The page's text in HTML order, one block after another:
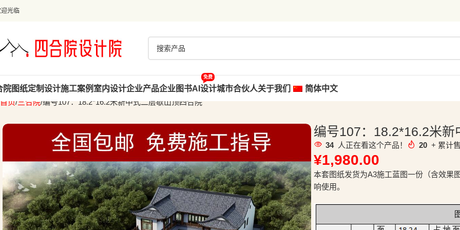
光临
院图纸定制设计施工案例 室内设计企业产品企业图书AI设计
免费
城市合伙人关于我们
简体中文
首页 三合院 编号107：18.2*16.2米新中式二层歇山顶四合院
编号107：18.2*16.2米
34 人正在看这个产品！ 20 + 累计
¥1,980.00
本套图纸发货为A3施工蓝图一份（含效果
响使用。